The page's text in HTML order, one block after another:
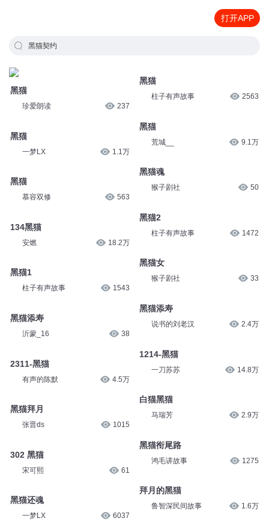
打开APP
黑猫契约
黑猫
珍爱朗读 237
黑猫
一梦LX 1.1万
黑猫
慕容双修 563
134黑猫
安燃 18.2万
黑猫1
柱子有声故事 1543
黑猫添寿
沂蒙_16 38
2311-黑猫
有声的陈默 4.5万
黑猫拜月
张晋ds 1015
302 黑猫
宋可熙 61
黑猫还魂
一梦LX 6037
黑猫
柱子有声故事 2563
黑猫
荒城__ 9.1万
黑猫魂
猴子剧社 50
黑猫2
柱子有声故事 1472
黑猫女
猴子剧社 33
黑猫添寿
说书的刘老汉 2.4万
1214-黑猫
一刀苏苏 14.8万
白猫黑猫
马瑞芳 2.9万
黑猫衔尾路
鸿毛讲故事 1275
拜月的黑猫
鲁智深民间故事 1.6万